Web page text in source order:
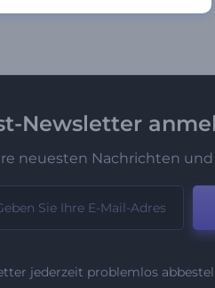
Newsletter
neuesten Nachrichten
jederzeit problemlos